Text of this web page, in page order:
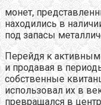
монет,
находились в
под запасы
Перейдя к
и продавая в
собственные
использовал их в
превращался в